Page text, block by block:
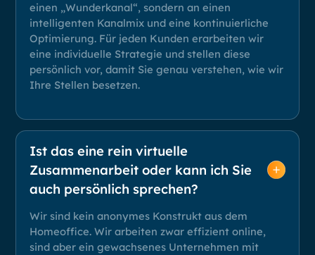
einen „Wunderkanal“, sondern an einen
intelligenten Kanalmix und eine kontinuierliche
Optimierung. Für jeden Kunden erarbeiten wir
eine individuelle Strategie und stellen diese
persönlich vor, damit Sie genau verstehen, wie wir
Ihre Stellen besetzen.
Ist das eine rein virtuelle
Zusammenarbeit oder kann ich Sie
auch persönlich sprechen?
Wir sind kein anonymes Konstrukt aus dem
Homeoffice. Wir arbeiten zwar effizient online,
sind aber ein gewachsenes Unternehmen mit